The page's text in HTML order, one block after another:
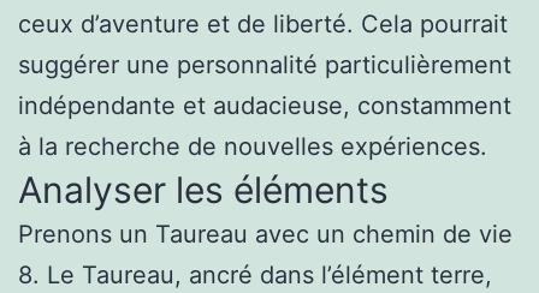
ceux d’aventure et de liberté. Cela pourrait
suggérer une personnalité particulièrement
indépendante et audacieuse, constamment
à la recherche de nouvelles expériences.
Analyser les éléments
Prenons un Taureau avec un chemin de vie
8. Le Taureau, ancré dans l’élément terre,